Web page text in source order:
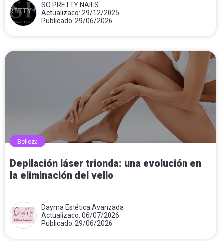
SO PRETTY NAILS
Actualizado: 29/12/2025
Publicado: 29/06/2026
Belleza
Depilación láser trionda: una evolución en
la eliminación del vello
Dayma Estética Avanzada
Actualizado: 06/07/2026
Publicado: 29/06/2026